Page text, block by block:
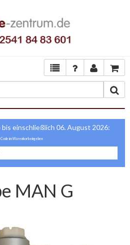
einschließlich 06. August 2026:
MAN G